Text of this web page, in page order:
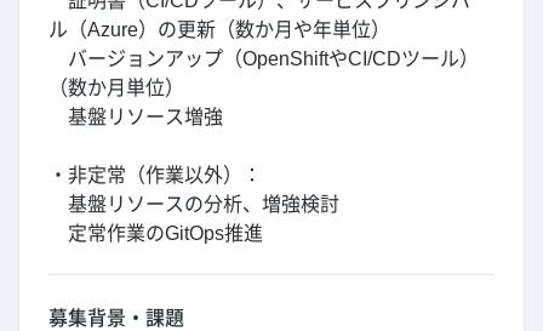
ル（Azure）の更新（数か月や年単位）
バージョンアップ（OpenShiftやCI/CDツール）
（数か月単位）
基盤リソース増強
・非定常（作業以外）：
基盤リソースの分析、増強検討
定常作業のGitOps推進
募集背景・課題